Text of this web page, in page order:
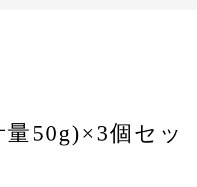
50g)×3個セッ